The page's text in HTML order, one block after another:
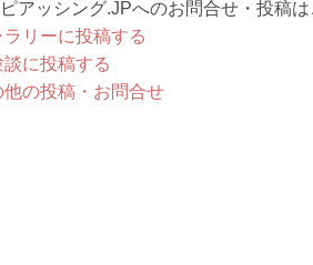
アッシング.JPへのお問合せ・投稿
ラリーに投稿する
談に投稿する
他の投稿・お問合せ